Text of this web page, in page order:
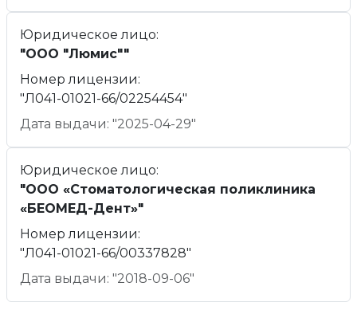
Юридическое лицо:
"ООО "Люмис""
Номер лицензии:
"Л041-01021-66/02254454"
Дата выдачи: "2025-04-29"
Юридическое лицо:
"ООО «Стоматологическая поликлиника
«БЕОМЕД-Дент»"
Номер лицензии:
"Л041-01021-66/00337828"
Дата выдачи: "2018-09-06"